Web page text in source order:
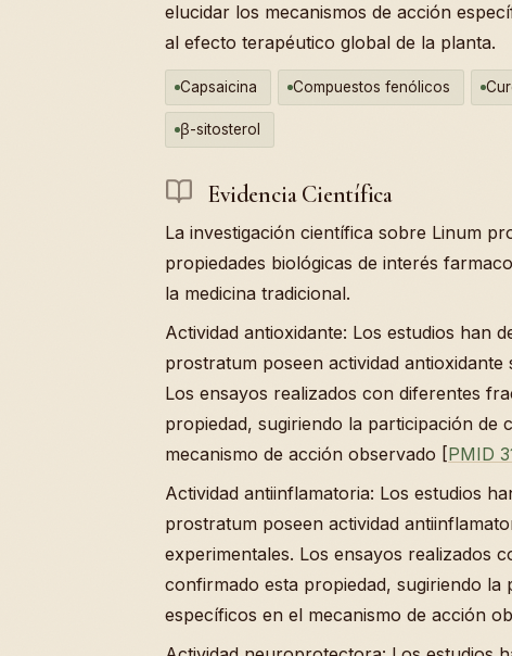
elucidar los mecanismos de acción
al efecto terapéutico global de la planta.
Capsaicina Compuestos fenólicos
β-sitosterol
Evidencia Científica
La investigación científica sobre Linum
propiedades biológicas de interés
la medicina tradicional.
Actividad antioxidante: Los estudios han
prostratum poseen actividad
Los ensayos realizados con diferentes
propiedad, sugiriendo la participación de
mecanismo de acción observado [PMID
Actividad antiinflamatoria: Los estudios
prostratum poseen actividad
experimentales. Los ensayos realizados
confirmado esta propiedad, sugiriendo
específicos en el mecanismo de acción